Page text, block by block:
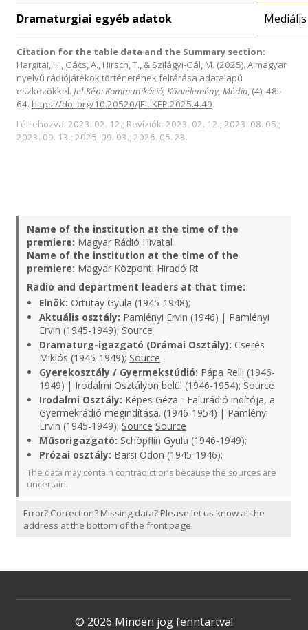
Dramaturgiai egyéb adatok
Citation for the table data and the Summary section:
Hargitai, H., Gács, A., Hirsch, T., & Szilágyi-Gál, M. (2025). A magyar
nyelvű rádiójátékok történetének feltárása adatalapú
eszközökkel. Jel-Kép: Kommunikáció, Közvélemény, Média, (4), 48–
64. https://doi.org/10.20520/JEL-KEP.2025.4.49
Létrehozva: 2023. 02. 12.; Revíziók: 2023. 02. 12.; 2023. 08. 05.;
2023. 09. 13.; 2025. 09. 03.; 2026. 05. 23.
Name of the institution at the time of the
premiere: Magyar Rádió Hivatal
Name of the institution at the time of the
premiere: Magyar Központi Hiradó Rt
Radio and department leaders at that time:
Elnök: Ortutay Gyula (1945-1948);
Aktuális osztály: Pamlényi Ervin (1946) | Pamlényi
Ervin (1945-1949); Source
Dramaturg-igazgató (Drámai Osztály): Cserés
Miklós (1945-1949); Source
Gyerekosztály / Gyermekstúdió: Pápa Relli (1946-
1949) | Irodalmi Osztályon belül (1946-1954); Source
Irodalmi Osztály: Képes Géza - Falurádió indítója, a
Gyermekrádió megindítása. (1946-1954) | Pamlényi
Ervin (1945-1949); Source Source
Műsorigazgató: Schöpflin Gyula (1946-1949);
Prózai osztály: Barsi Ödön (1945-1946);
The data may contain contradictions because the sources are
uncertain.
Error? Correction? Missing data? Please let us know at the
address at the bottom of the front page.
© 2026 Minden jog fenntartva!